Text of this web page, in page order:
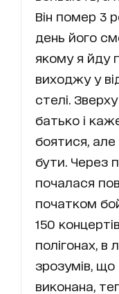
Він помер 3
день його
якому я йду
виходжу у
стелі.
батько і
боятися,
бути. Через
почалася
початком
150
полігонах, в
зрозумів, що
виконана,